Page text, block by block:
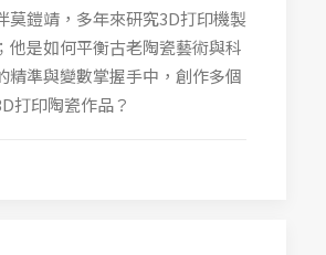
莫鎧靖，多年來研究3D打印機製
他是如何平衡古老陶瓷藝術與科
精準與變數掌握手中，創作多個
打印陶瓷作品？